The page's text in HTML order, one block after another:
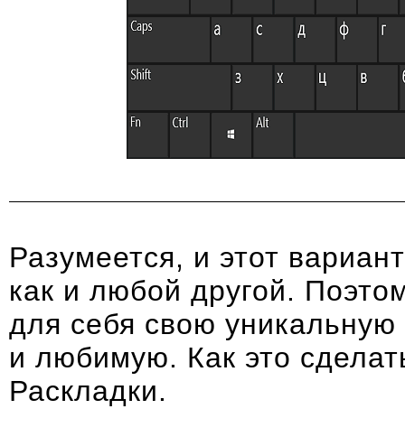
Разумеется, и этот
как и любой другой.
для себя свою
и любимую. Как это
Раскладки.